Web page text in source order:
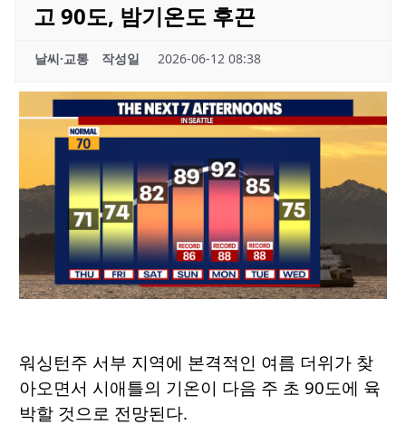
고 90도, 밤기온도 후끈
날씨·교통 작성일 2026-06-12 08:38
워싱턴주 서부 지역에 본격적인 여름 더위가 찾
아오면서 시애틀의 기온이 다음 주 초 90도에 육
박할 것으로 전망된다.